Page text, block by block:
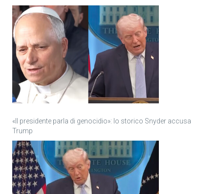
«Il presidente parla di genocidio»: lo storico Snyder accusa
Trump